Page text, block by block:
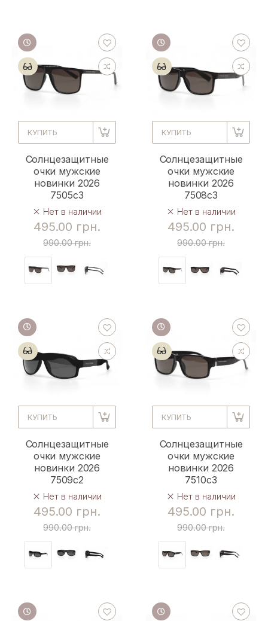
КУПИТЬ
Солнцезащитные
очки мужские
новинки 2026
7505c3
Нет в наличии
495.00 грн.
990.00 грн.
КУПИТЬ
Солнцезащитные
очки мужские
новинки 2026
7508c3
Нет в наличии
495.00 грн.
990.00 грн.
КУПИТЬ
Солнцезащитные
очки мужские
новинки 2026
7509c2
Нет в наличии
495.00 грн.
990.00 грн.
КУПИТЬ
Солнцезащитные
очки мужские
новинки 2026
7510c3
Нет в наличии
495.00 грн.
990.00 грн.